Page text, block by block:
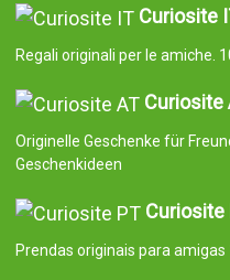
Curiosite
Regali originali per le amiche.
Curiosite
Originelle Geschenke für
Geschenkideen
Curiosite
Prendas originais para